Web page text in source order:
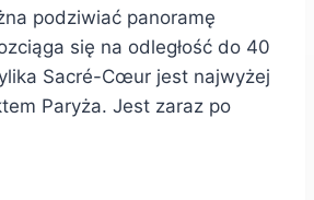
podziwiać panoramę
się na odległość do 40
Sacré-Cœur jest najwyżej
Paryża. Jest zaraz po